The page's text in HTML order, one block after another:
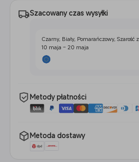
Szacowany czas wysyłki
Czarny, Biały, Pomarańczowy, Szarość
10 maja – 20 maja
Metody płatności
Metoda dostawy